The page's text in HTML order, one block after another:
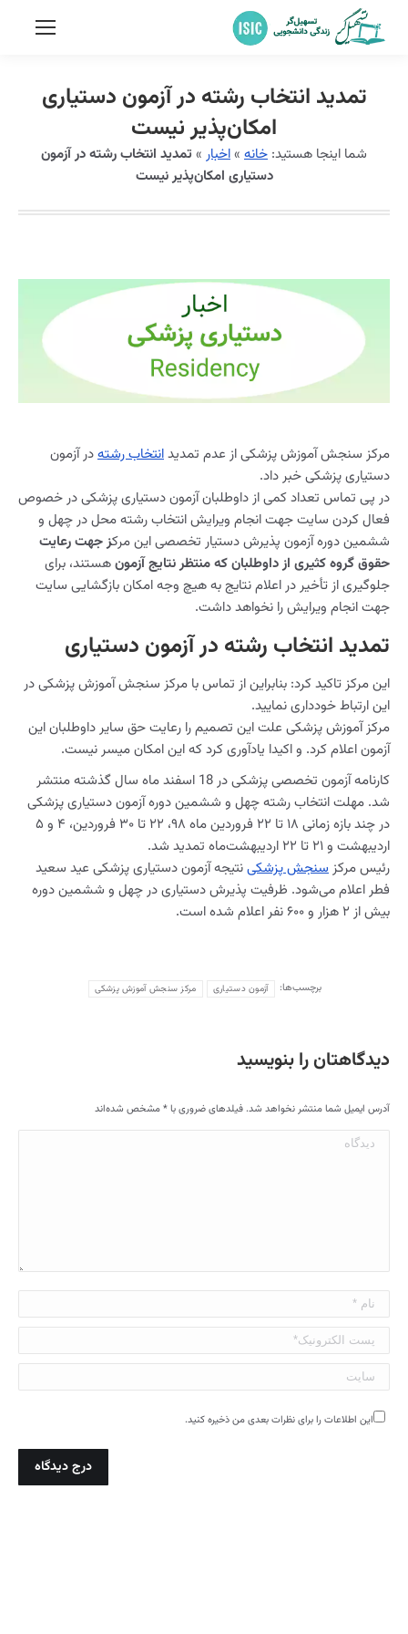
تمدید انتخاب رشته در آزمون دستیاری
امکان‌پذیر نیست
شما اینجا هستید: خانه »اخبار » تمدید انتخاب رشته در آزمون
دستیاری امکان‌پذیر نیست
مرکز سنجش آموزش پزشکی از عدم تمدیدانتخاب رشتهدر آزمون
دستیاری پزشکی خبر داد.
در پی تماس‌ تعداد کمی از داوطلبان آزمون دستیاری پزشکی در خصوص
فعال کردن سایت جهت انجام ویرایش انتخاب رشته محل در چهل و
ششمین دوره آزمون پذیرش دستیار تخصصی این مرکز جهت رعایت
حقوق گروه کثیری از داوطلبان که منتظر نتایج آزمونهستند، برای
جلوگیری از تأخیر در اعلام نتایج به هیچ وجه امکان بازگشایی سایت
جهت انجام ویرایش را نخواهد داشت.
تمدید انتخاب رشته در آزمون دستیاری
این مرکز تاکید کرد: بنابراین از تماس با مرکز سنجش آموزش پزشکی در
این ارتباط خودداری نمایید.
مرکز آموزش پزشکی علت این تصمیم را رعایت حق سایر داوطلبان این
آزمون اعلام کرد. و اکیدا یادآوری کرد که این امکان میسر نیست.
کارنامه آزمون تخصصی پزشکی در 18 اسفند ماه سال گذشته منتشر
شد. مهلت انتخاب رشته چهل و ششمین دوره آزمون دستیاری پزشکی
در چند بازه زمانی ۱۸ تا ۲۲ فروردین ماه ۹۸، ۲۲ تا ۳۰ فروردین، ۴ و ۵
اردیبهشت و ۲۱ تا ۲۲ اردیبهشت‌ماه تمدید شد.
رئیس مرکزسنجش پزشکینتیجه آزمون دستیاری پزشکی عید سعید
فطر اعلام می‌شود. ظرفیت پذیرش دستیاری در چهل و ششمین دوره
بیش از ۲ هزار و ۶۰۰ نفر اعلام شده است.
برچسب‌ها: آزمون دستیاری مرکز سنجش آموزش پزشکی
دیدگاهتان را بنویسید
آدرس ایمیل شما منتشر نخواهد شد. فیلدهای ضروری با*مشخص شده‌اند
دیدگاه
نام *
پست الکترونیک*
سایت
این اطلاعات را برای نظرات بعدی من ذخیره کنید.
درج دیدگاه